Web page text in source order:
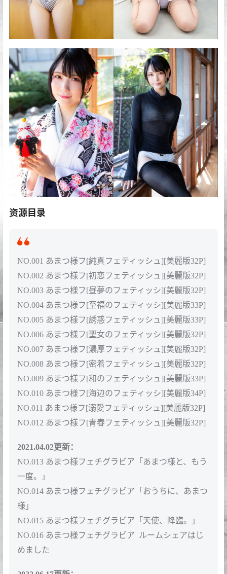
资源目录
NO.001 あまつ様フ[純真フェティッシュ][美麗版32P]
NO.002 あまつ様フ[初恋フェティッシュ][美麗版32P]
NO.003 あまつ様フ[昼夢のフェティッシ][美麗版32P]
NO.004 あまつ様フ[至福のフェティッシ][美麗版33P]
NO.005 あまつ様フ[誘惑フェティッシュ][美麗版33P]
NO.006 あまつ様フ[聖女のフェティッシ][美麗版32P]
NO.007 あまつ様フ[濃厚フェティッシュ][美麗版32P]
NO.008 あまつ様フ[密着フェティッシュ][美麗版32P]
NO.009 あまつ様フ[和のフェティッシュ][美麗版33P]
NO.010 あまつ様フ[海辺のフェティッシ][美麗版34P]
NO.011 あまつ様フ[溺愛フェティッシュ][美麗版32P]
NO.012 あまつ様フ[青春フェティッシュ][美麗版32P]
2021.04.02更新：
NO.013 あまつ様フェチグラビア「あまつ様と、もう
一度。」
NO.014 あまつ様フェチグラビア「おうちに、あまつ
様」
NO.015 あまつ様フェチグラビア「天使、降臨。」
NO.016 あまつ様フェチグラビア ルームシェアはじ
めました